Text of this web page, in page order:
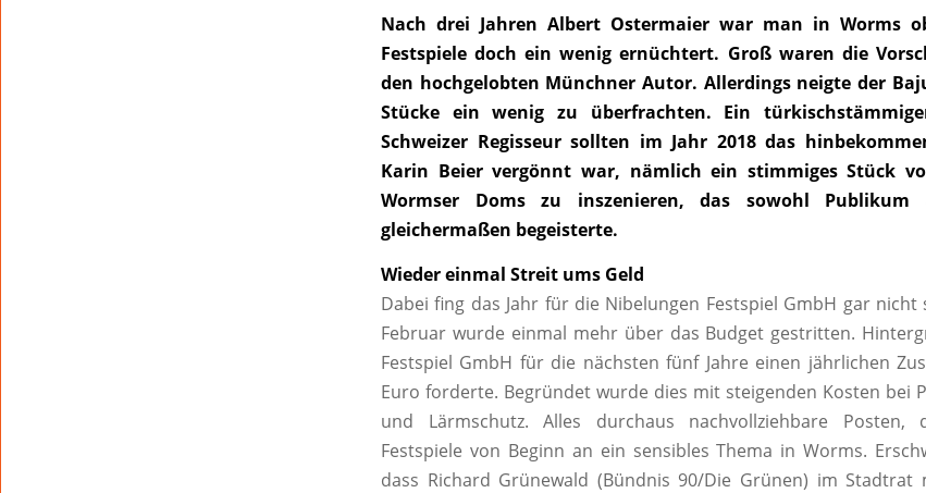
Nach drei Jahren Albert Ostermaier war man in Worms
Festspiele doch ein wenig ernüchtert. Groß waren die
den hochgelobten Münchner Autor. Allerdings neigte der
Stücke ein wenig zu überfrachten. Ein
Schweizer Regisseur sollten im Jahr 2018 das
Karin Beier vergönnt war, nämlich ein stimmiges Stück
Wormser Doms zu inszenieren, das sowohl Publikum
gleichermaßen begeisterte.
Wieder einmal Streit ums Geld
Dabei fing das Jahr für die Nibelungen Festspiel GmbH gar
Februar wurde einmal mehr über das Budget gestritten.
Festspiel GmbH für die nächsten fünf Jahre einen jährlichen
Euro forderte. Begründet wurde dies mit steigenden Kosten bei
und Lärmschutz. Alles durchaus nachvollziehbare Posten,
Festspiele von Beginn an ein sensibles Thema in Worms.
dass Richard Grünewald (Bündnis 90/Die Grünen) im Stadtrat